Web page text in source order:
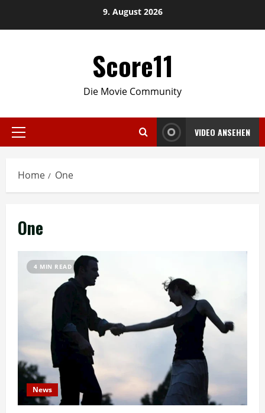
9. August 2026
Score11
Die Movie Community
Primary
VIDEO ANSEHEN
Home One
One
4 MIN READ
News